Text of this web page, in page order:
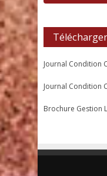
Journal Condition
Journal Condition
Brochure Gestion